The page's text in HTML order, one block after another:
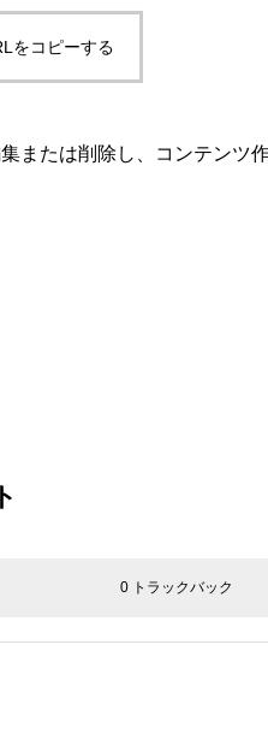
をコピーする
または削除し、コンテンツ
0 トラックバック